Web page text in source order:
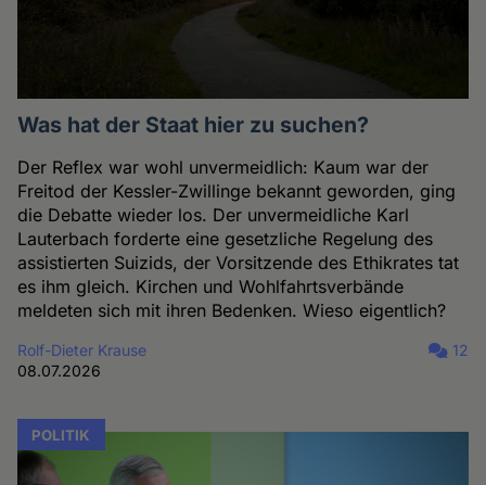
Was hat der Staat hier zu suchen?
Der Reflex war wohl unvermeidlich: Kaum war der
Freitod der Kessler-Zwillinge bekannt geworden, ging
die Debatte wieder los. Der unvermeidliche Karl
Lauterbach forderte eine gesetzliche Regelung des
assistierten Suizids, der Vorsitzende des Ethikrates tat
es ihm gleich. Kirchen und Wohlfahrtsverbände
meldeten sich mit ihren Bedenken. Wieso eigentlich?
Rolf-Dieter Krause
08.07.2026
12
POLITIK